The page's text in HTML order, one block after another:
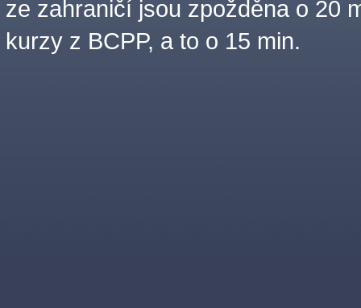
ze zahraničí jsou zpožděna o 20
kurzy z BCPP, a to o 15 min.